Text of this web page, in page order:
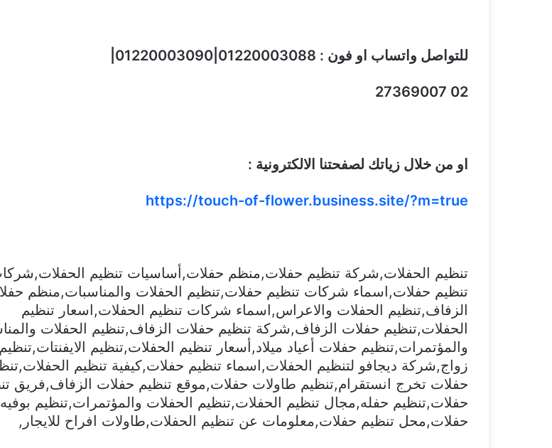
للتواصل واتساب او فون : 01220003088|01220003090|
02 27369007
او من خلال زياتك لصفحتنا الالكترونية :
https://touch-of-flower.business.site/?m=true
تنظيم الحفلات,شركة تنظيم حفلات,منظم حفلات,أساسيات تنظيم
تنظيم حفلات,اسماء شركات تنظيم حفلات,تنظيم الحفلات والمناسبات,منظم
الزفاف,تنظيم الحفلات والاعراس,اسماء شركات تنظيم الحفلات,اسعار تنظيم
الحفلات,تنظيم حفلات الزفاف,شركة تنظيم حفلات الزفاف,تنظيم الحفلات
والمؤتمرات,تنظيم حفلات أعياد ميلاد,أسعار تنظيم الحفلات,تنظيم
زواج,شركة ديجافو لتنظيم الحفلات,اسماء تنظيم حفلات,كيفية تنظيم
حفلات تخرج انستقرام,تنظيم طاولات حفلات,موقع تنظيم حفلات الزفاف,فريق
حفلات,تنظيم حفله,مجال تنظيم الحفلات,تنظيم الحفلات والمؤتمرات,تنظيم بوفيه
حفلات,محل تنظيم حفلات,معلومات عن تنظيم الحفلات,طاولات افراح للايجار,